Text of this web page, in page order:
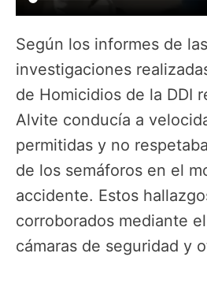
Según los informes de
investigaciones
de Homicidios de la DDI
Alvite conducía a
permitidas y no
de los semáforos en el
accidente. Estos
corroborados mediante
cámaras de seguridad y